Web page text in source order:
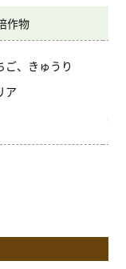
作物
ご、きゅうり
ア